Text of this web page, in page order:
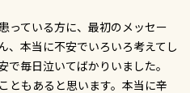
っている方に、最初のメッセー
、本当に不安でいろいろ考えてし
で毎日泣いてばかりいました。
ともあると思います。本当に辛